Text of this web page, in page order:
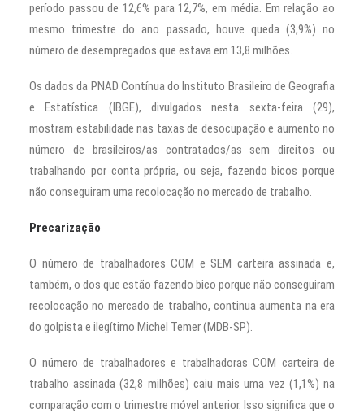
período passou de 12,6% para 12,7%, em média. Em relação ao
mesmo trimestre do ano passado, houve queda (3,9%) no
número de desempregados que estava em 13,8 milhões.
Os dados da PNAD Contínua do Instituto Brasileiro de Geografia
e Estatística (IBGE), divulgados nesta sexta-feira (29),
mostram estabilidade nas taxas de desocupação e aumento no
número de brasileiros/as contratados/as sem direitos ou
trabalhando por conta própria, ou seja, fazendo bicos porque
não conseguiram uma recolocação no mercado de trabalho.
Precarização
O número de trabalhadores COM e SEM carteira assinada e,
também, o dos que estão fazendo bico porque não conseguiram
recolocação no mercado de trabalho, continua aumenta na era
do golpista e ilegítimo Michel Temer (MDB-SP).
O número de trabalhadores e trabalhadoras COM carteira de
trabalho assinada (32,8 milhões) caiu mais uma vez (1,1%) na
comparação com o trimestre móvel anterior. Isso significa que o